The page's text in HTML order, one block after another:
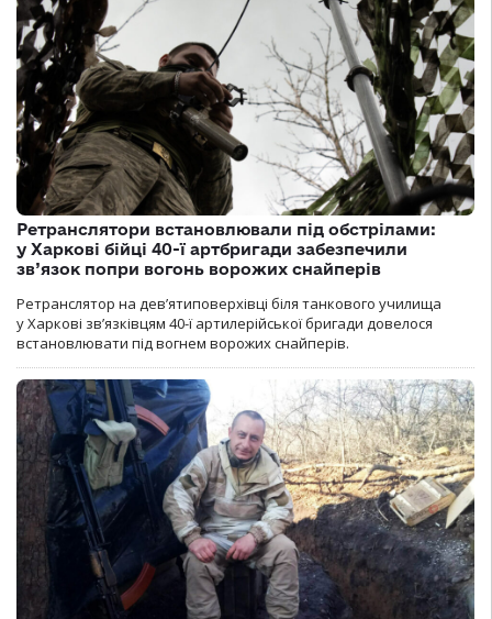
Ретранслятори встановлювали під обстрілами:
у Харкові бійці 40-ї артбригади забезпечили
зв’язок попри вогонь ворожих снайперів
Ретранслятор на дев’ятиповерхівці біля танкового училища
у Харкові зв’язківцям 40-ї артилерійської бригади довелося
встановлювати під вогнем ворожих снайперів.